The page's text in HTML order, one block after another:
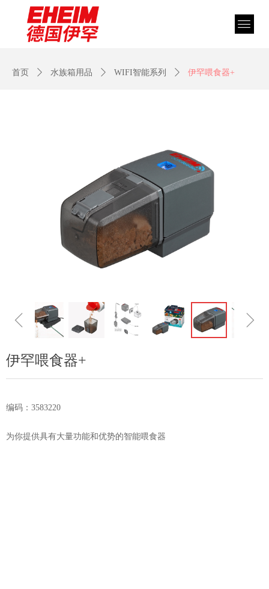
首页 ꄲ 水族箱用品 ꄲ WIFI智能系列 ꄲ 伊罕喂食器+
ꁆ ꁇ
伊罕喂食器+
编码：3583220
为你提供具有大量功能和优势的智能喂食器